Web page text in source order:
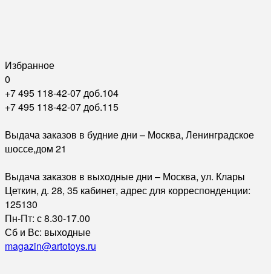
Избранное
0
+7 495 118-42-07 доб.104
+7 495 118-42-07 доб.115
Выдача заказов в будние дни – Москва, Ленинградское
шоссе,дом 21
Выдача заказов в выходные дни – Москва, ул. Клары
Цеткин, д. 28, 35 кабинет, адрес для корреспонденции:
125130
Пн-Пт: с 8.30-17.00
Сб и Вс: выходные
magazin@artotoys.ru